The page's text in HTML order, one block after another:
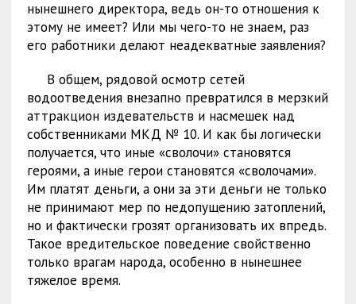
нынешнего директора, ведь он-то отношения к
этому не имеет? Или мы чего-то не знаем, раз
его работники делают неадекватные заявления?
В общем, рядовой осмотр сетей
водоотведения внезапно превратился в мерзкий
аттракцион издевательств и насмешек над
собственниками МКД № 10. И как бы логически
получается, что иные «сволочи» становятся
героями, а иные герои становятся «сволочами».
Им платят деньги, а они за эти деньги не только
не принимают мер по недопущению затоплений,
но и фактически грозят организовать их впредь.
Такое вредительское поведение свойственно
только врагам народа, особенно в нынешнее
тяжелое время.